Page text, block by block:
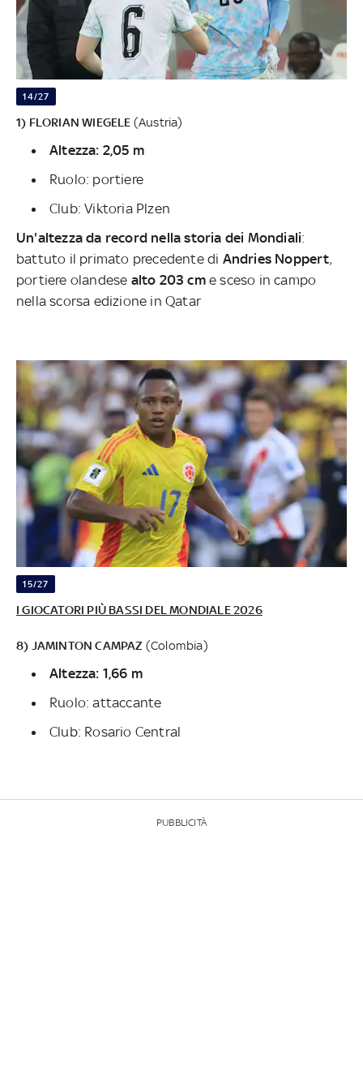
14/27
1) FLORIAN WIEGELE (Austria)
Altezza: 2,05 m
Ruolo: portiere
Club: Viktoria Plzen
Un'altezza da record nella storia dei Mondiali:
battuto il primato precedente di Andries Noppert,
portiere olandese alto 203 cme sceso in campo
nella scorsa edizione in Qatar
15/27
I GIOCATORI PIÙ BASSI DEL MONDIALE 2026
8) JAMINTON CAMPAZ (Colombia)
Altezza: 1,66 m
Ruolo: attaccante
Club: Rosario Central
PUBBLICITÀ